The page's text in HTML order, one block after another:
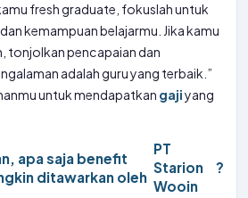
fresh graduate, fokuslah untuk
kemampuan belajarmu. Jika kamu
tonjolkan pencapaian dan
adalah guru yang terbaik.”
untuk mendapatkan gajiyang
apa saja benefit
ditawarkan oleh
PT
Starion
Wooin
?